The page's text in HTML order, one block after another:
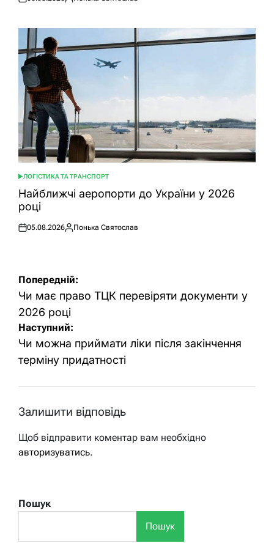
ОприлюдненоОпубліковано
ОПУБЛІКУВАТИ
У
ЛОГІСТИКА ТА ТРАНСПОРТ
Найближчі аеропорти до України у 2026
році
Оприлюднено
05.08.2026
Опубліковано
Понька Святослав
Навігація
записів
Попередній:
Чи має право ТЦК перевіряти документи у
2026 році
Наступний:
Чи можна приймати ліки після закінчення
терміну придатності
Залишити відповідь
Щоб відправити коментар вам необхідно
авторизуватись.
Пошук
Пошук